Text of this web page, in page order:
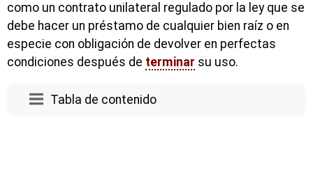
como un contrato unilateral regulado por la ley que se
debe hacer un préstamo de cualquier bien raíz o en
especie con obligación de devolver en perfectas
condiciones después de terminar su uso.
Tabla de contenido